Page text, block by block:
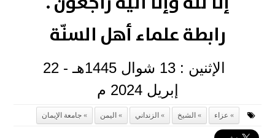
رابطة علماء أهل السنّة
الإثنين : 13 شوال 1445هـ - 22
إبريل 2024 م
عزاء الشيخ الزنداني اليمن جامعة الإيمان